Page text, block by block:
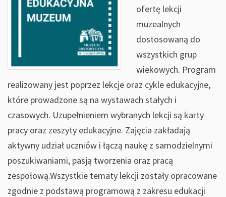
ofertę lekcji
muzealnych
dostosowaną do
wszystkich grup
wiekowych. Program
realizowany jest poprzez lekcje oraz cykle edukacyjne,
które prowadzone są na wystawach stałych i
czasowych. Uzupełnieniem wybranych lekcji są karty
pracy oraz zeszyty edukacyjne. Zajęcia zakładają
aktywny udział uczniów i łączą naukę z samodzielnymi
poszukiwaniami, pasją tworzenia oraz pracą
zespołową.Wszystkie tematy lekcji zostały opracowane
zgodnie z podstawą programową z zakresu edukacji